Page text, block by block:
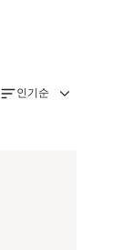
인기순